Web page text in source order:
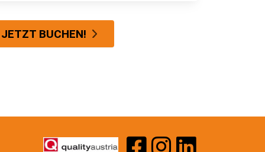
JETZT BUCHEN!
ERGOTHERAPIE
ERGOTHERAPIE